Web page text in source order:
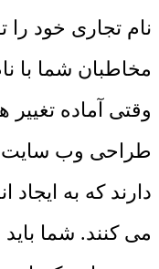
نام تجاری خود
مخاطبان شما با
وقتی آماده تغییر
طراحی وب سایت
دارند که به
می کنند. شما